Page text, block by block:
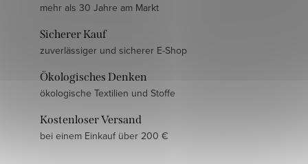
mehr als 30 Jahre am Markt
Sicherer Kauf
zuverlässiger und sicherer E-Shop
Ökologisches Denken
ökologische Textilien und Stoffe
Kostenloser Versand
bei einem Einkauf über 200 €